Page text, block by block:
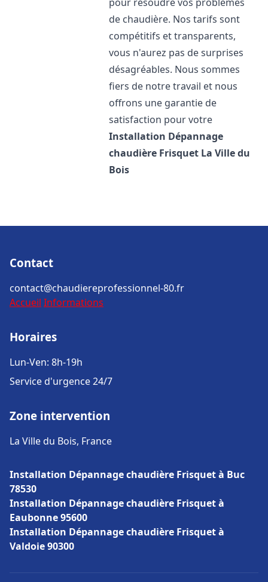
de chaudière. Nos tarifs sont
compétitifs et transparents,
vous n'aurez pas de surprises
désagréables. Nous sommes
fiers de notre travail et nous
offrons une garantie de
satisfaction pour votre
Installation Dépannage
chaudière Frisquet La Ville du
Bois
Contact
contact@chaudiereprofessionnel-80.fr
Accueil Informations
Horaires
Lun-Ven: 8h-19h
Service d'urgence 24/7
Zone intervention
La Ville du Bois, France
Installation Dépannage chaudière Frisquet à Buc
78530
Installation Dépannage chaudière Frisquet à
Eaubonne 95600
Installation Dépannage chaudière Frisquet à
Valdoie 90300